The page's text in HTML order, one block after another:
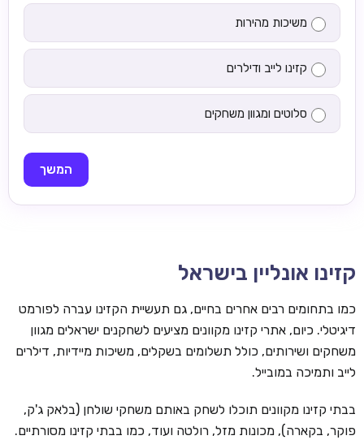
משיכות מהירות
קזינו לייב ודילרים
סלוטים ומגוון משחקים
המשך
קזינו אונליין בישראל
כמו בתחומים רבים אחרים בחיים, גם תעשיית הקזינו עברה לפורמט
דיגיטלי. כיום, אתרי קזינו מקוונים מציעים לשחקנים ישראלים מגוון
משחקים ושירותים, כולל תשלומים בשקלים, משיכות מיידיות, דילרים
לייב ותמיכה במובייל.
בבתי קזינו מקוונים תוכלו לשחק באותם משחקי שולחן (בלאק ג'ק,
פוקר, בקארה), מכונות מזל, רולטה ועוד, כמו בבתי קזינו מסורתיים.